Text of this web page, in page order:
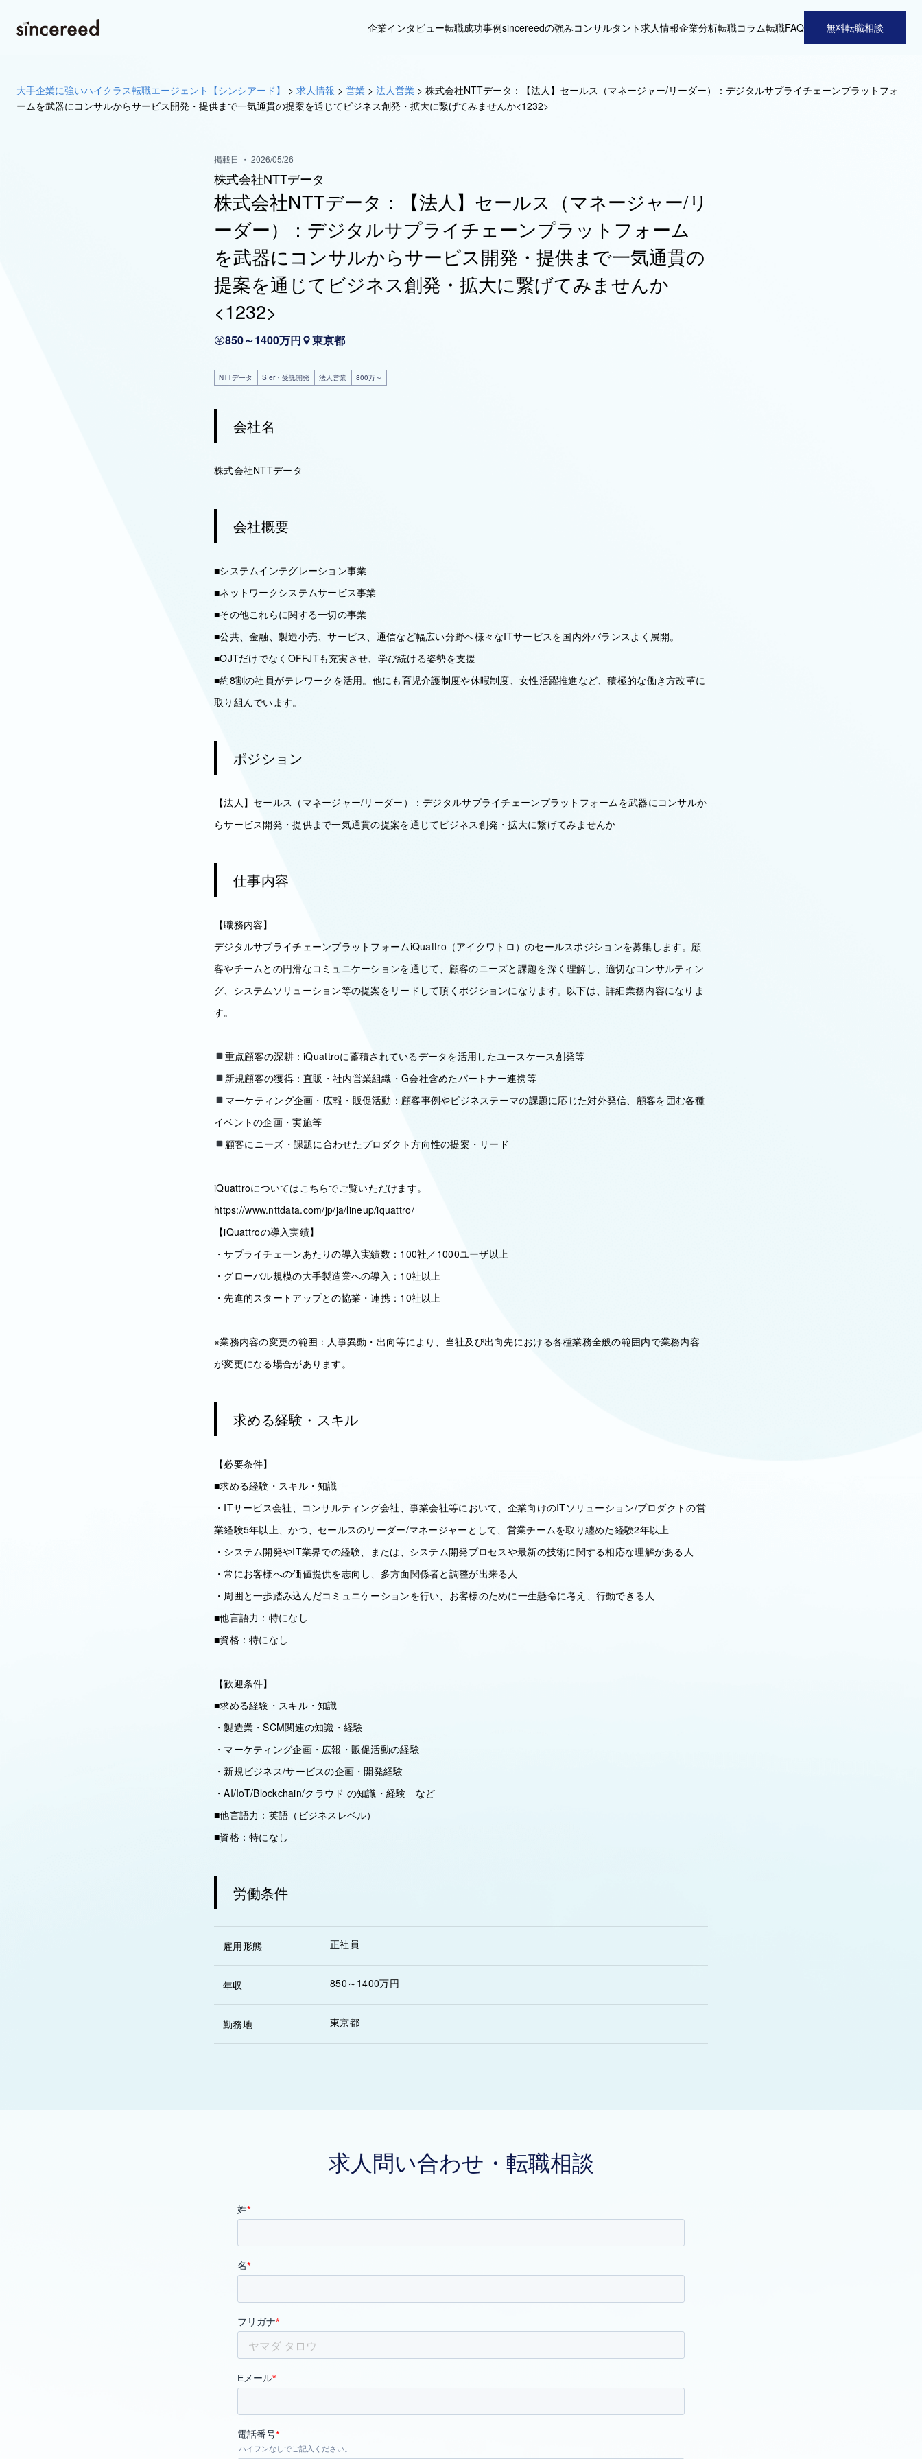
企業インタビュー転職成功事例sincereedの強みコンサルタント求人情報企業分析転職コラム転職FAQ 無料転職相談
大手企業に強いハイクラス転職エージェント【シンシアード】 > 求人情報 > 営業 > 法人営業 > 株式会社NTTデータ：【法人】セールス（マネージャー/リーダー）：デジタルサプライチェーンプラットフォ
ームを武器にコンサルからサービス開発・提供まで一気通貫の提案を通じてビジネス創発・拡大に繋げてみませんか<1232>
掲載日 ・ 2026/05/26
株式会社NTTデータ
株式会社NTTデータ：【法人】セールス（マネージャー/リ
ーダー）：デジタルサプライチェーンプラットフォーム
を武器にコンサルからサービス開発・提供まで一気通貫の
提案を通じてビジネス創発・拡大に繋げてみませんか
<1232>
850～1400万円 東京都
NTTデータ SIer・受託開発 法人営業 800万～
会社名
株式会社NTTデータ
会社概要
■システムインテグレーション事業
■ネットワークシステムサービス事業
■その他これらに関する一切の事業
■公共、金融、製造小売、サービス、通信など幅広い分野へ様々なITサービスを国内外バランスよく展開。
■OJTだけでなくOFFJTも充実させ、学び続ける姿勢を支援
■約8割の社員がテレワークを活用。他にも育児介護制度や休暇制度、女性活躍推進など、積極的な働き方改革に
取り組んでいます。
ポジション
【法人】セールス（マネージャー/リーダー）：デジタルサプライチェーンプラットフォームを武器にコンサルか
らサービス開発・提供まで一気通貫の提案を通じてビジネス創発・拡大に繋げてみませんか
仕事内容
【職務内容】
デジタルサプライチェーンプラットフォームiQuattro（アイクワトロ）のセールスポジションを募集します。顧
客やチームとの円滑なコミュニケーションを通じて、顧客のニーズと課題を深く理解し、適切なコンサルティン
グ、システムソリューション等の提案をリードして頂くポジションになります。以下は、詳細業務内容になりま
す。
重点顧客の深耕：iQuattroに蓄積されているデータを活用したユースケース創発等
新規顧客の獲得：直販・社内営業組織・G会社含めたパートナー連携等
マーケティング企画・広報・販促活動：顧客事例やビジネステーマの課題に応じた対外発信、顧客を囲む各種
イベントの企画・実施等
顧客にニーズ・課題に合わせたプロダクト方向性の提案・リード
iQuattroについてはこちらでご覧いただけます。
https://www.nttdata.com/jp/ja/lineup/iquattro/
【iQuattroの導入実績】
・サプライチェーンあたりの導入実績数：100社／1000ユーザ以上
・グローバル規模の大手製造業への導入：10社以上
・先進的スタートアップとの協業・連携：10社以上
※業務内容の変更の範囲：人事異動・出向等により、当社及び出向先における各種業務全般の範囲内で業務内容
が変更になる場合があります。
求める経験・スキル
【必要条件】
■求める経験・スキル・知識
・ITサービス会社、コンサルティング会社、事業会社等において、企業向けのITソリューション/プロダクトの営
業経験5年以上、かつ、セールスのリーダー/マネージャーとして、営業チームを取り纏めた経験2年以上
・システム開発やIT業界での経験、または、システム開発プロセスや最新の技術に関する相応な理解がある人
・常にお客様への価値提供を志向し、多方面関係者と調整が出来る人
・周囲と一歩踏み込んだコミュニケーションを行い、お客様のために一生懸命に考え、行動できる人
■他言語力：特になし
■資格：特になし
【歓迎条件】
■求める経験・スキル・知識
・製造業・SCM関連の知識・経験
・マーケティング企画・広報・販促活動の経験
・新規ビジネス/サービスの企画・開発経験
・AI/IoT/Blockchain/クラウド の知識・経験 など
■他言語力：英語（ビジネスレベル）
■資格：特になし
労働条件
雇用形態 正社員
年収 850～1400万円
勤務地 東京都
求人問い合わせ・転職相談